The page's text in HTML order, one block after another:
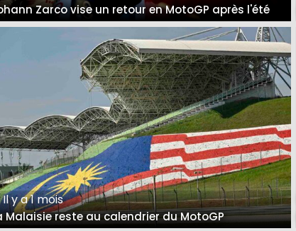
Zarco vise un retour en MotoGP après l'été
Il y a 1 mois
Malaisie reste au calendrier du MotoGP